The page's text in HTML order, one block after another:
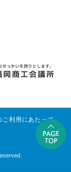
ご利用にあたって